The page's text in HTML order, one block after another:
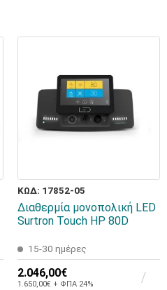
ΚΩΔ: 17852-05
Διαθερμία μονοπολική LED
Surtron Touch HP 80D
15-30 ημέρες
2.046,00€
1.650,00€ + ΦΠΑ 24%